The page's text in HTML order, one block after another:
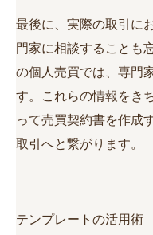
最後に、実際の取引に
門家に相談することも
の個人売買では、専門
す。これらの情報をき
って売買契約書を作成
取引へと繋がります。
テンプレートの活用術